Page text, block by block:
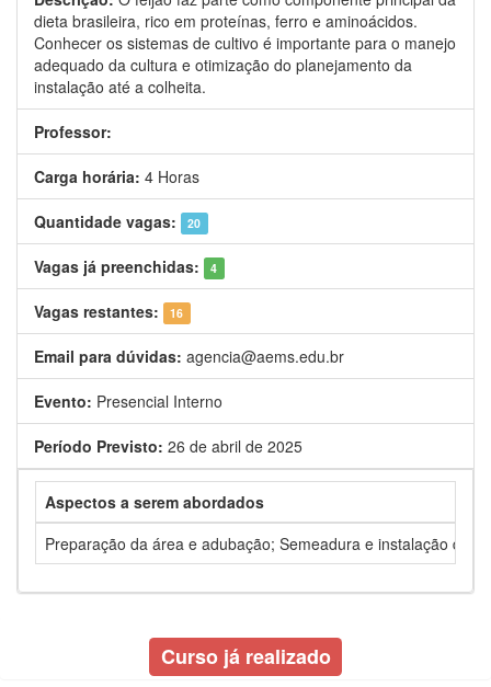
dieta brasileira, rico em proteínas, ferro e aminoácidos.
Conhecer os sistemas de cultivo é importante para o manejo
adequado da cultura e otimização do planejamento da
instalação até a colheita.
Professor:
Carga horária: 4 Horas
Quantidade vagas: 20
Vagas já preenchidas: 4
Vagas restantes: 16
Email para dúvidas: agencia@aems.edu.br
Evento: Presencial Interno
Período Previsto: 26 de abril de 2025
Aspectos a serem abordados
Preparação da área e adubação; Semeadura e instalação de
Curso já realizado